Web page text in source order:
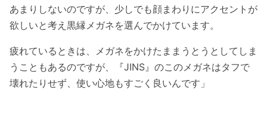
あまりしないのですが、少しでも顔まわりにアクセントが
欲しいと考え黒縁メガネを選んでかけています。
疲れているときは、メガネをかけたままうとうとしてしま
うこともあるのですが、『JINS』のこのメガネはタフで
壊れたりせず、使い心地もすごく良いんです」